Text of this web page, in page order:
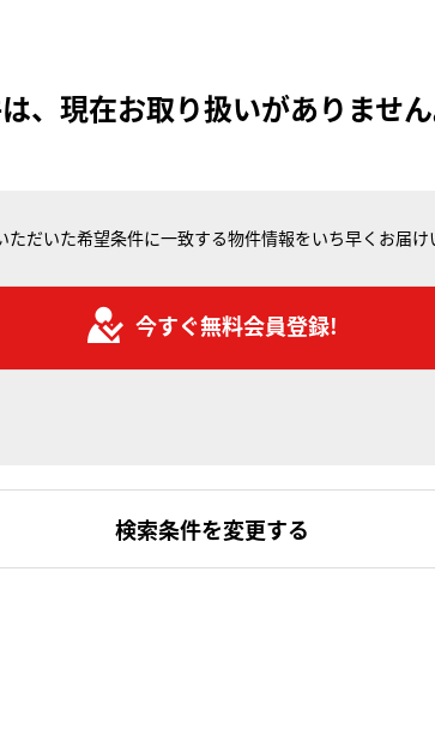
、現在お取り扱いがありません
だいた希望条件に一致する物件情報をいち早くお届け
今すぐ無料会員登録!
検索条件を変更する